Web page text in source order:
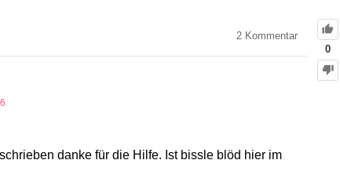
0
2 Kommentar
danke für die Hilfe. Ist bissle blöd hier im